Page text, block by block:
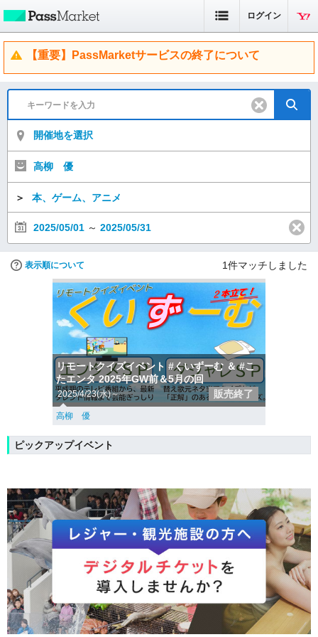
ログイン
【重要】PassMarketサービスの終了について
開催地を選択
高柳 優
＞ 本、ゲーム、アニメ
2025/05/01 ～ 2025/05/31
表示順について 1件マッチしました
リモートクイズイベント #くいずーむ ＆ #こ
たエンタ 2025年GW前＆5月の回
2025/4/23(水)～ 販売終了
高柳 優
ピックアップイベント